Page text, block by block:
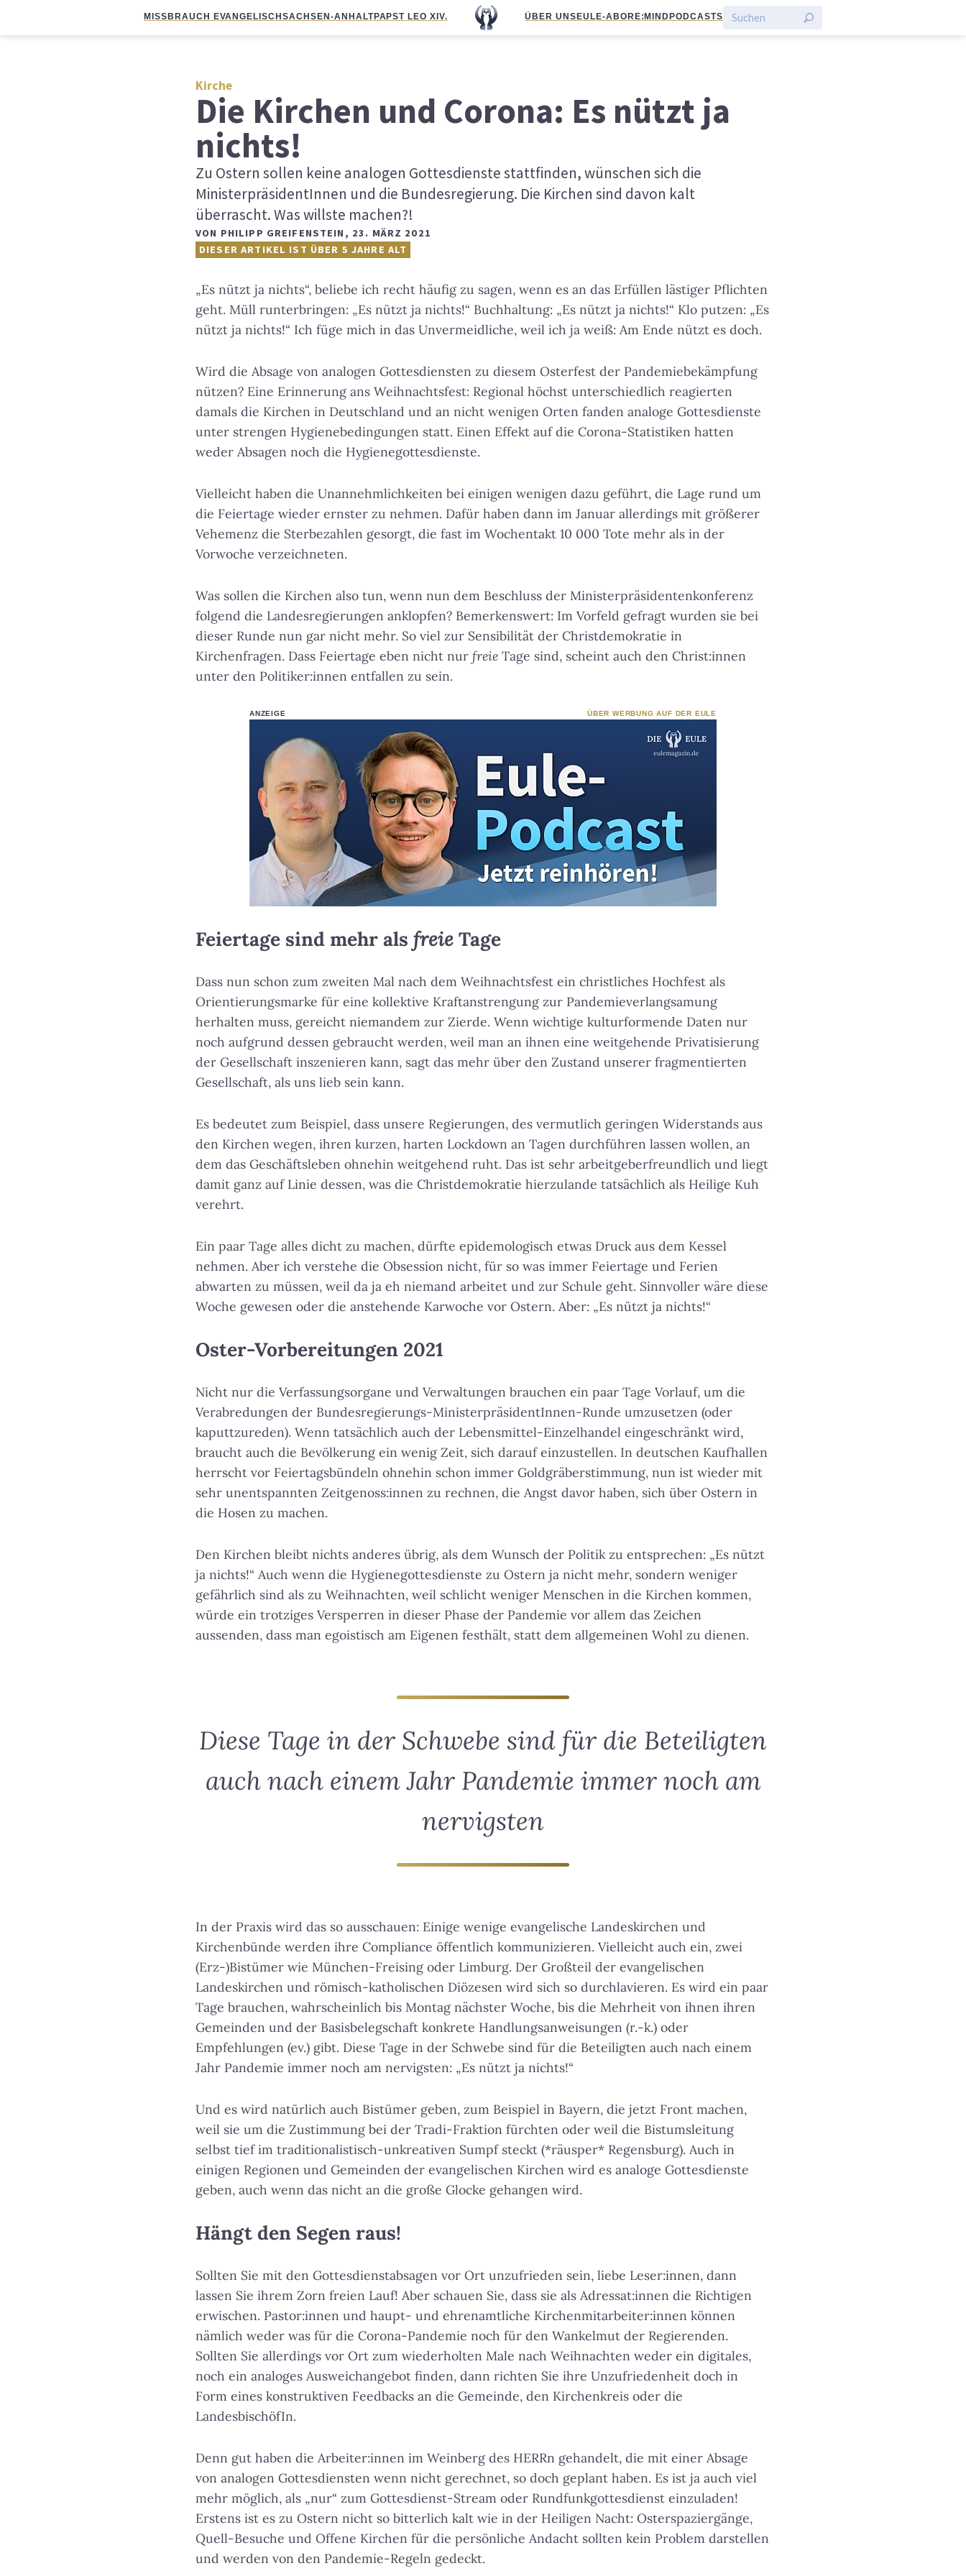
MISSBRAUCH EVANGELISCHSACHSEN-ANHALTPAPST LEO XIV. ÜBER UNS EULE-ABO RE:MIND PODCASTS
Kirche
Die Kirchen und Corona: Es nützt ja
nichts!
Zu Ostern sollen keine analogen Gottesdienste stattfinden, wünschen sich die
MinisterpräsidentInnen und die Bundesregierung. Die Kirchen sind davon kalt
überrascht. Was willste machen?!
VON PHILIPP GREIFENSTEIN , 23. MÄRZ 2021
DIESER ARTIKEL IST ÜBER 5 JAHRE ALT
„Es nützt ja nichts“, beliebe ich recht häufig zu sagen, wenn es an das Erfüllen lästiger Pflichten
geht. Müll runterbringen: „Es nützt ja nichts!“ Buchhaltung: „Es nützt ja nichts!“ Klo putzen: „Es
nützt ja nichts!“ Ich füge mich in das Unvermeidliche, weil ich ja weiß: Am Ende nützt es doch.
Wird die Absage von analogen Gottesdiensten zu diesem Osterfest der Pandemiebekämpfung
nützen? Eine Erinnerung ans Weihnachtsfest: Regional höchst unterschiedlich reagierten
damals die Kirchen in Deutschland und an nicht wenigen Orten fanden analoge Gottesdienste
unter strengen Hygienebedingungen statt. Einen Effekt auf die Corona-Statistiken hatten
weder Absagen noch die Hygienegottesdienste.
Vielleicht haben die Unannehmlichkeiten bei einigen wenigen dazu geführt, die Lage rund um
die Feiertage wieder ernster zu nehmen. Dafür haben dann im Januar allerdings mit größerer
Vehemenz die Sterbezahlen gesorgt, die fast im Wochentakt 10 000 Tote mehr als in der
Vorwoche verzeichneten.
Was sollen die Kirchen also tun, wenn nun dem Beschluss der Ministerpräsidentenkonferenz
folgend die Landesregierungen anklopfen? Bemerkenswert: Im Vorfeld gefragt wurden sie bei
dieser Runde nun gar nicht mehr. So viel zur Sensibilität der Christdemokratie in
Kirchenfragen. Dass Feiertage eben nicht nur freie Tage sind, scheint auch den Christ:innen
unter den Politiker:innen entfallen zu sein.
ANZEIGE ÜBER WERBUNG AUF DER EULE
Feiertage sind mehr als freie Tage
Dass nun schon zum zweiten Mal nach dem Weihnachtsfest ein christliches Hochfest als
Orientierungsmarke für eine kollektive Kraftanstrengung zur Pandemieverlangsamung
herhalten muss, gereicht niemandem zur Zierde. Wenn wichtige kulturformende Daten nur
noch aufgrund dessen gebraucht werden, weil man an ihnen eine weitgehende Privatisierung
der Gesellschaft inszenieren kann, sagt das mehr über den Zustand unserer fragmentierten
Gesellschaft, als uns lieb sein kann.
Es bedeutet zum Beispiel, dass unsere Regierungen, des vermutlich geringen Widerstands aus
den Kirchen wegen, ihren kurzen, harten Lockdown an Tagen durchführen lassen wollen, an
dem das Geschäftsleben ohnehin weitgehend ruht. Das ist sehr arbeitgeberfreundlich und liegt
damit ganz auf Linie dessen, was die Christdemokratie hierzulande tatsächlich als Heilige Kuh
verehrt.
Ein paar Tage alles dicht zu machen, dürfte epidemologisch etwas Druck aus dem Kessel
nehmen. Aber ich verstehe die Obsession nicht, für so was immer Feiertage und Ferien
abwarten zu müssen, weil da ja eh niemand arbeitet und zur Schule geht. Sinnvoller wäre diese
Woche gewesen oder die anstehende Karwoche vor Ostern. Aber: „Es nützt ja nichts!“
Oster-Vorbereitungen 2021
Nicht nur die Verfassungsorgane und Verwaltungen brauchen ein paar Tage Vorlauf, um die
Verabredungen der Bundesregierungs-MinisterpräsidentInnen-Runde umzusetzen (oder
kaputtzureden). Wenn tatsächlich auch der Lebensmittel-Einzelhandel eingeschränkt wird,
braucht auch die Bevölkerung ein wenig Zeit, sich darauf einzustellen. In deutschen Kaufhallen
herrscht vor Feiertagsbündeln ohnehin schon immer Goldgräberstimmung, nun ist wieder mit
sehr unentspannten Zeitgenoss:innen zu rechnen, die Angst davor haben, sich über Ostern in
die Hosen zu machen.
Den Kirchen bleibt nichts anderes übrig, als dem Wunsch der Politik zu entsprechen: „Es nützt
ja nichts!“ Auch wenn die Hygienegottesdienste zu Ostern ja nicht mehr, sondern weniger
gefährlich sind als zu Weihnachten, weil schlicht weniger Menschen in die Kirchen kommen,
würde ein trotziges Versperren in dieser Phase der Pandemie vor allem das Zeichen
aussenden, dass man egoistisch am Eigenen festhält, statt dem allgemeinen Wohl zu dienen.
Diese Tage in der Schwebe sind für die Beteiligten
auch nach einem Jahr Pandemie immer noch am
nervigsten
In der Praxis wird das so ausschauen: Einige wenige evangelische Landeskirchen und
Kirchenbünde werden ihre Compliance öffentlich kommunizieren. Vielleicht auch ein, zwei
(Erz-)Bistümer wie München-Freising oder Limburg. Der Großteil der evangelischen
Landeskirchen und römisch-katholischen Diözesen wird sich so durchlavieren. Es wird ein paar
Tage brauchen, wahrscheinlich bis Montag nächster Woche, bis die Mehrheit von ihnen ihren
Gemeinden und der Basisbelegschaft konkrete Handlungsanweisungen (r.-k.) oder
Empfehlungen (ev.) gibt. Diese Tage in der Schwebe sind für die Beteiligten auch nach einem
Jahr Pandemie immer noch am nervigsten: „Es nützt ja nichts!“
Und es wird natürlich auch Bistümer geben, zum Beispiel in Bayern, die jetzt Front machen,
weil sie um die Zustimmung bei der Tradi-Fraktion fürchten oder weil die Bistumsleitung
selbst tief im traditionalistisch-unkreativen Sumpf steckt (*räusper* Regensburg). Auch in
einigen Regionen und Gemeinden der evangelischen Kirchen wird es analoge Gottesdienste
geben, auch wenn das nicht an die große Glocke gehangen wird.
Hängt den Segen raus!
Sollten Sie mit den Gottesdienstabsagen vor Ort unzufrieden sein, liebe Leser:innen, dann
lassen Sie ihrem Zorn freien Lauf! Aber schauen Sie, dass sie als Adressat:innen die Richtigen
erwischen. Pastor:innen und haupt- und ehrenamtliche Kirchenmitarbeiter:innen können
nämlich weder was für die Corona-Pandemie noch für den Wankelmut der Regierenden.
Sollten Sie allerdings vor Ort zum wiederholten Male nach Weihnachten weder ein digitales,
noch ein analoges Ausweichangebot finden, dann richten Sie ihre Unzufriedenheit doch in
Form eines konstruktiven Feedbacks an die Gemeinde, den Kirchenkreis oder die
LandesbischöfIn.
Denn gut haben die Arbeiter:innen im Weinberg des HERRn gehandelt, die mit einer Absage
von analogen Gottesdiensten wenn nicht gerechnet, so doch geplant haben. Es ist ja auch viel
mehr möglich, als „nur“ zum Gottesdienst-Stream oder Rundfunkgottesdienst einzuladen!
Erstens ist es zu Ostern nicht so bitterlich kalt wie in der Heiligen Nacht: Osterspaziergänge,
Quell-Besuche und Offene Kirchen für die persönliche Andacht sollten kein Problem darstellen
und werden von den Pandemie-Regeln gedeckt.